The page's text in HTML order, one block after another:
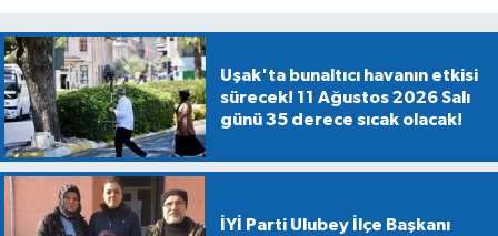
Uşak'ta bunaltıcı havanın etkisi
sürecek! 11 Ağustos 2026 Salı
günü 35 derece sıcak olacak!
İYİ Parti Ulubey İlçe Başkanı